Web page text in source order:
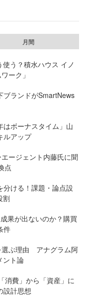
月間
う？積水ハウス イノ
ーク」
ブランドがSmartNews
はボーナスタイム」山
ルアップ
エージェント内藤氏に聞
点
分ける！課題・論点設
割
果が出ないのか？購買
件
選ぶ理由 アナグラム阿
ント論
消費」から「資産」に
設計思想